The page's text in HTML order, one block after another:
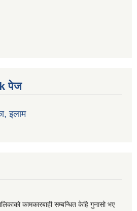
पेज
इलाम
कामकारबाही सम्बन्धित केहि गुनासो भए